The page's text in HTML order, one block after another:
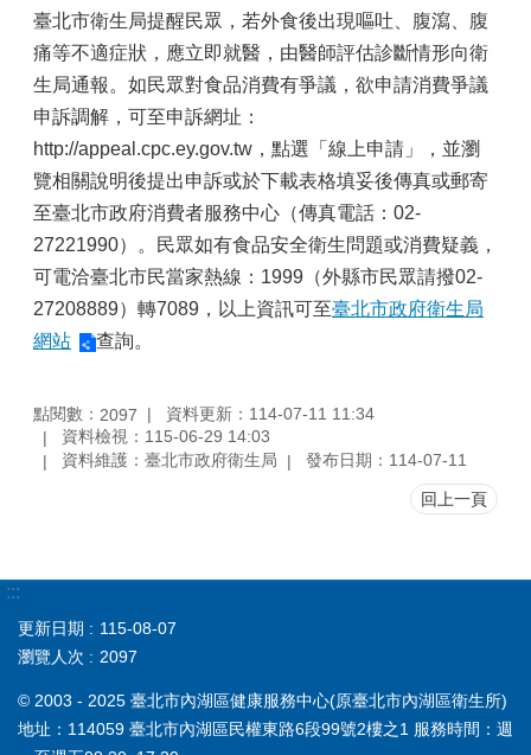
臺北市衛生局提醒民眾，若外食後出現嘔吐、腹瀉、腹
痛等不適症狀，應立即就醫，由醫師評估診斷情形向衛
生局通報。如民眾對食品消費有爭議，欲申請消費爭議
申訴調解，可至申訴網址：
http://appeal.cpc.ey.gov.tw，點選「線上申請」，並瀏
覽相關說明後提出申訴或於下載表格填妥後傳真或郵寄
至臺北市政府消費者服務中心（傳真電話：02-
27221990）。民眾如有食品安全衛生問題或消費疑義，
可電洽臺北市民當家熱線：1999（外縣市民眾請撥02-
27208889）轉7089，以上資訊可至臺北市政府衛生局
網站
查詢。
點閱數： 2097
資料更新：114-07-11 11:34
資料檢視：115-06-29 14:03
資料維護：臺北市政府衛生局
發布日期：114-07-11
回上一頁
:::
更新日期
115-08-07
瀏覽人次
2097
© 2003 - 2025 臺北市內湖區健康服務中心(原臺北市內湖區衛生所)
地址：114059 臺北市內湖區民權東路6段99號2樓之1 服務時間：週